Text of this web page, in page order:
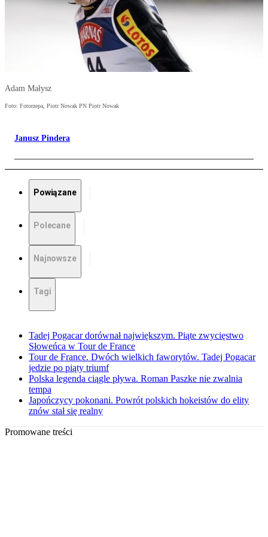
Adam Małysz
Foto: Fotorzepa, Piotr Nowak PN Piotr Nowak
Janusz Pindera
Powiązane
Polecane
Najnowsze
Tagi
Tadej Pogacar dorównał największym. Piąte zwycięstwo
Słoweńca w Tour de France
Tour de France. Dwóch wielkich faworytów. Tadej Pogacar
jedzie po piąty triumf
Polska legenda ciągle pływa. Roman Paszke nie zwalnia
tempa
Japończycy pokonani. Powrót polskich hokeistów do elity
znów stał się realny
Promowane treści